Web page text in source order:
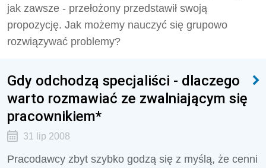
jak zawsze - przełożony przedstawił swoją
propozycję. Jak możemy nauczyć się grupowo
rozwiązywać problemy?
Gdy odchodzą specjaliści - dlaczego
warto rozmawiać ze zwalniającym się
pracownikiem*
31 lip 2008
Pracodawcy zbyt szybko godzą się z myślą, że cenni